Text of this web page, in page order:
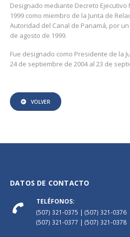
Designado mediante Decreto Ejecutivo
1999 como miembro de la Junta de
Autoridad del Canal de Panamá, por
de agosto de 1999.
Fue designado como Presidente de la
24 de septiembre de 2004 al 23 de
VOLVER
DATOS DE CONTACTO
TELÉFONOS:
(507) 321-0375 | (507) 321-0376
(507) 321-0377 | (507) 321-0378